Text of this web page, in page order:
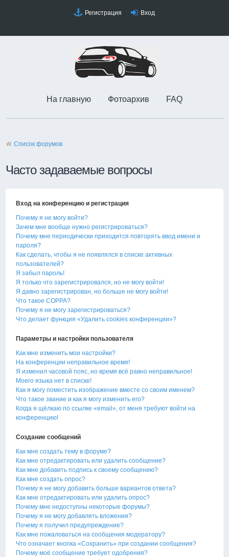
Регистрация Вход
На главную Фотоархив FAQ
Список форумов
Часто задаваемые вопросы
Вход на конференцию и регистрация
Почему я не могу войти?
Зачем мне вообще нужно регистрироваться?
Почему мне периодически приходится повторять ввод имени и
пароля?
Как сделать, чтобы я не появлялся в списке активных
пользователей?
Я забыл пароль!
Я только что зарегистрировался, но не могу войти!
Я давно зарегистрирован, но больше не могу войти!
Что такое COPPA?
Почему я не могу зарегистрироваться?
Что делает функция «Удалить cookies конференции»?
Параметры и настройки пользователя
Как мне изменить мои настройки?
На конференции неправильное время!
Я изменил часовой пояс, но время всё равно неправильное!
Моего языка нет в списке!
Как я могу поместить изображение вместе со своим именем?
Что такое звание и как я могу изменить его?
Когда я щёлкаю по ссылке «email», от меня требуют войти на
конференцию!
Создание сообщений
Как мне создать тему в форуме?
Как мне отредактировать или удалить сообщение?
Как мне добавить подпись к своему сообщению?
Как мне создать опрос?
Почему я не могу добавить больше вариантов ответа?
Как мне отредактировать или удалить опрос?
Почему мне недоступны некоторые форумы?
Почему я не могу добавлять вложения?
Почему я получил предупреждение?
Как мне пожаловаться на сообщения модератору?
Что означает кнопка «Сохранить» при создании сообщения?
Почему моё сообщение требует одобрения?